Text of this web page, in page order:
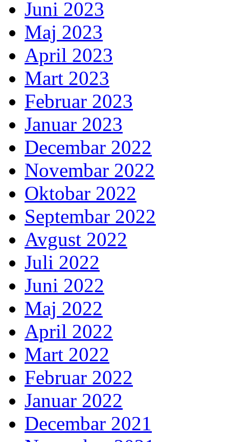
Juni 2023
Maj 2023
April 2023
Mart 2023
Februar 2023
Januar 2023
Decembar 2022
Novembar 2022
Oktobar 2022
Septembar 2022
Avgust 2022
Juli 2022
Juni 2022
Maj 2022
April 2022
Mart 2022
Februar 2022
Januar 2022
Decembar 2021